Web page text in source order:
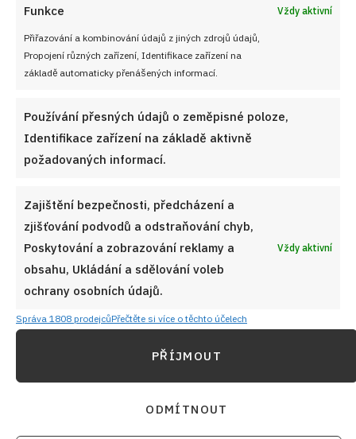
Funkce Vždy aktivní
Přiřazování a kombinování údajů z jiných zdrojů údajů,
Propojení různých zařízení, Identifikace zařízení na
základě automaticky přenášených informací.
Používání přesných údajů o zeměpisné poloze,
Identifikace zařízení na základě aktivně
požadovaných informací.
Zajištění bezpečnosti, předcházení a
zjišťování podvodů a odstraňování chyb,
Poskytování a zobrazování reklamy a
obsahu, Ukládání a sdělování voleb
ochrany osobních údajů.
Vždy aktivní
Správa 1808 prodejcůPřečtěte si více o těchto účelech
PŘÍJMOUT
ODMÍTNOUT
Zdroj obrázku: grazynkagotuje, Klasický guláš s přidáním brambor
pro vydatné a syté jídlo
Brambory očistěte, omyjte a nakrájejte na větší
kostky.
Přidejte je k masu a pokračujte v dušení, dokud
brambory a maso nezměknou.
Během dušení podle potřeby přidávejte horkou
Na závěr guláš ochutnejte a případně dosolte a